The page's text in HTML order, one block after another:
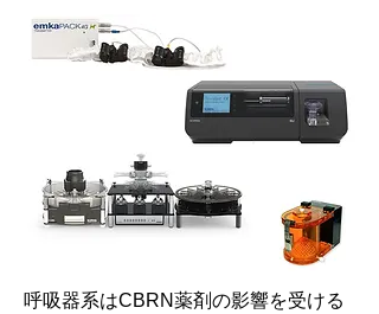
呼吸器系はCBRN薬剤の影響を受ける